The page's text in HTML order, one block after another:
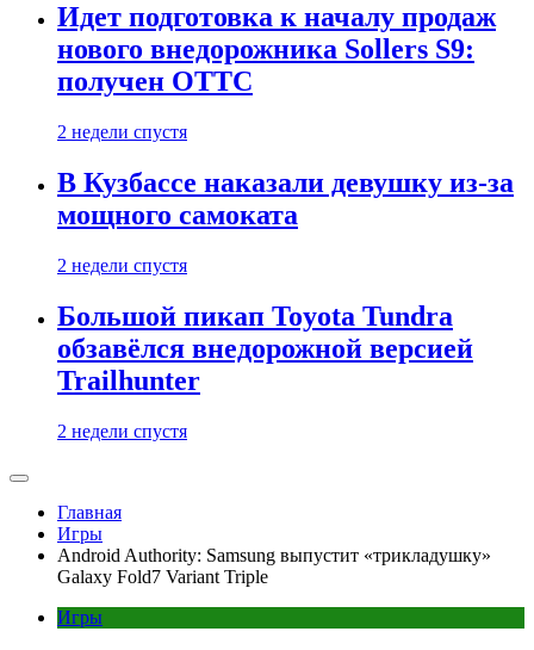
Идет подготовка к началу продаж
нового внедорожника Sollers S9:
получен ОТТС
2 недели спустя
В Кузбассе наказали девушку из-за
мощного самоката
2 недели спустя
Большой пикап Toyota Tundra
обзавёлся внедорожной версией
Trailhunter
2 недели спустя
Главная
Игры
Android Authority: Samsung выпустит «трикладушку»
Galaxy Fold7 Variant Triple
Игры